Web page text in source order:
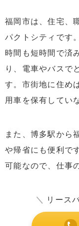
福岡市は、住宅、
パクトシティです
時間も短時間で済
り、電車やバスで
す。市街地に住め
用車を保有してい
また、博多駅から
や帰省にも便利で
可能なので、仕事
＼ リース